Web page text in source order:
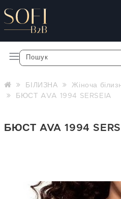
БІЛИЗНА Жіноча
БЮСТ AVA 1994 SERSEIA
БЮСТ AVA 1994